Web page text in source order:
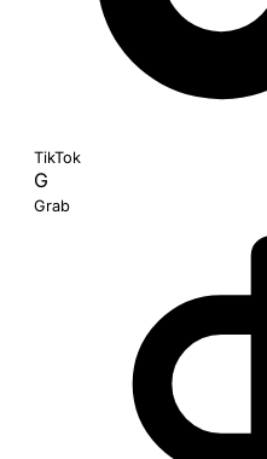
TikTok
G
Grab